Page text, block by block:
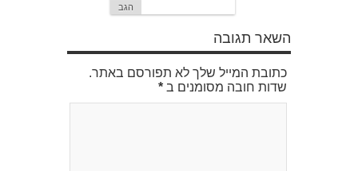
הגב
השאר תגובה
כתובת המייל שלך לא תפורסם באתר.
שדות חובה מסומנים ב *